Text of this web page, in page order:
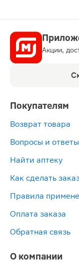
Акции,
Покупателям
Возврат товара
Вопросы и ответы
Найти аптеку
Как сделать
Правила
Оплата заказа
Обратная связь
О компании